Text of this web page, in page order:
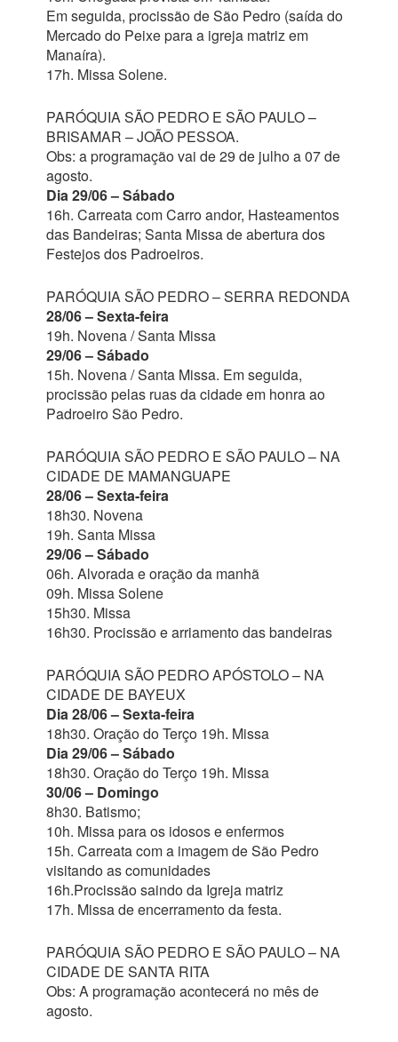
Em seguida, procissão de São Pedro (saída do
Mercado do Peixe para a igreja matriz em
Manaíra).
17h. Missa Solene.
PARÓQUIA SÃO PEDRO E SÃO PAULO –
BRISAMAR – JOÃO PESSOA.
Obs: a programação vai de 29 de julho a 07 de
agosto.
Dia 29/06 – Sábado
16h. Carreata com Carro andor, Hasteamentos
das Bandeiras; Santa Missa de abertura dos
Festejos dos Padroeiros.
PARÓQUIA SÃO PEDRO – SERRA REDONDA
28/06 – Sexta-feira
19h. Novena / Santa Missa
29/06 – Sábado
15h. Novena / Santa Missa. Em seguida,
procissão pelas ruas da cidade em honra ao
Padroeiro São Pedro.
PARÓQUIA SÃO PEDRO E SÃO PAULO – NA
CIDADE DE MAMANGUAPE
28/06 – Sexta-feira
18h30. Novena
19h. Santa Missa
29/06 – Sábado
06h. Alvorada e oração da manhã
09h. Missa Solene
15h30. Missa
16h30. Procissão e arriamento das bandeiras
PARÓQUIA SÃO PEDRO APÓSTOLO – NA
CIDADE DE BAYEUX
Dia 28/06 – Sexta-feira
18h30. Oração do Terço 19h. Missa
Dia 29/06 – Sábado
18h30. Oração do Terço 19h. Missa
30/06 – Domingo
8h30. Batismo;
10h. Missa para os idosos e enfermos
15h. Carreata com a imagem de São Pedro
visitando as comunidades
16h.Procissão saindo da Igreja matriz
17h. Missa de encerramento da festa.
PARÓQUIA SÃO PEDRO E SÃO PAULO – NA
CIDADE DE SANTA RITA
Obs: A programação acontecerá no mês de
agosto.